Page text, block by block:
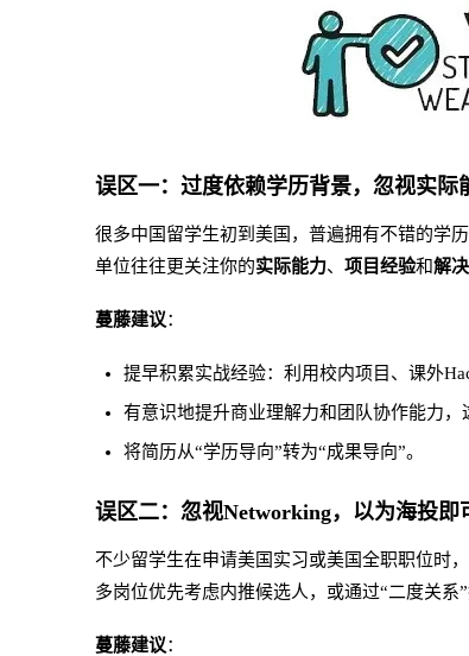
误区一：过度依赖学历背景，忽视实际
很多中国留学生初到美国，普遍拥有不错的学
单位往往更关注你的实际能力、 项目经验和解
蔓藤建议：
提早积累实战经验：利用校内项目、课外
有意识地提升商业理解力和团队协作能力，
将简历从“学历导向”转为“成果导向”。
误区二：忽视Networking，以为海投即
不少留学生在申请美国实习或美国全职职位时
多岗位优先考虑内推候选人，或通过“二度关系”
蔓藤建议：